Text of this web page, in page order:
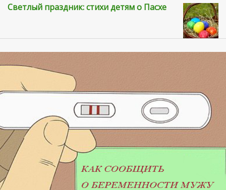
Светлый праздник: стихи детям о Пасхе